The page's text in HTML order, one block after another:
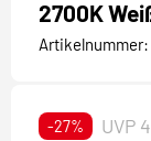
2700K
Artikelnummer:
-27% UVP